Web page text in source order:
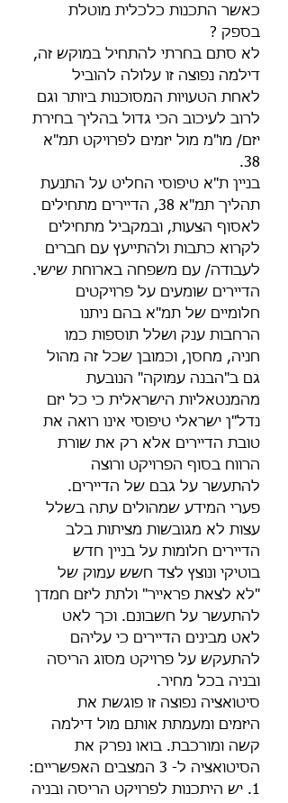
כאשר התכנות כלכלית מוטלת
בספק ?
לא סתם בחרתי להתחיל במוקש זה,
דילמה נפוצה זו עלולה להוביל
לאחת הטעויות המסוכנות ביותר וגם
לרוב לעיכוב הכי גדול בהליך בחירת
יזם/ מו"מ מול יזמים לפרויקט תמ"א
38.
בניין ת"א טיפוסי החליט על התנעת
תהליך תמ"א 38, הדיירים מתחילים
לאסוף הצעות, ובמקביל מתחילים
לקרוא כתבות ולהתייעץ עם חברים
לעבודה/ עם משפחה בארוחת שישי.
הדיירים שומעים על פרויקטים
חלומיים של תמ"א בהם ניתנו
הרחבות ענק ושלל תוספות כמו
חניה, מחסן, וכמובן שכל זה מהול
גם ב"הבנה עמוקה" הנובעת
מהמנטאליות הישראלית כי כל יזם
נדל"ן ישראלי טיפוסי אינו רואה את
טובת הדיירים אלא רק את שורת
הרווח בסוף הפרויקט ורוצה
להתעשר על גבם של הדיירים.
פערי המידע שמהולים עתה בשלל
עצות לא מגובשות מציתות בלב
הדיירים חלומות על בניין חדש
בוטיקי ונוצץ לצד חשש עמוק של
"לא לצאת פראייר" ולתת ליזם חמדן
להתעשר על חשבונם. וכך לאט
לאט מבינים הדיירים כי עליהם
להתעקש על פרויקט מסוג הריסה
ובניה בכל מחיר.
סיטואציה נפוצה זו פוגשת את
היזמים ומעמתת אותם מול דילמה
קשה ומורכבת. בואו נפרק את
הסיטואציה ל- 3 המצבים האפשריים:
1. יש היתכנות לפרויקט הריסה ובניה